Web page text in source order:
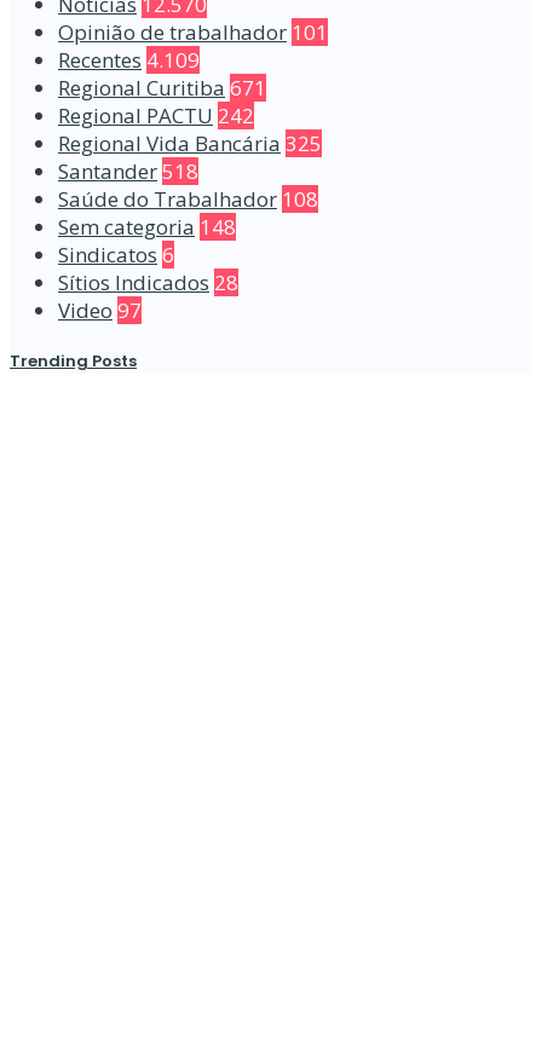
Opinião de trabalhador 101
Recentes 4.109
Regional Curitiba 671
Regional PACTU 242
Regional Vida Bancária 325
Santander518
Saúde do Trabalhador 108
Sem categoria 148
Sindicatos 6
Sítios Indicados 28
Video 97
Trending Posts